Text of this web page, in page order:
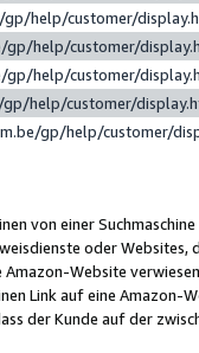
gp/help/customer/
gp/help/customer/
gp/help/customer/
help/customer/
gp/help/customer/
von einer
oder Websites,
Website
Link auf eine
der Kunde auf der